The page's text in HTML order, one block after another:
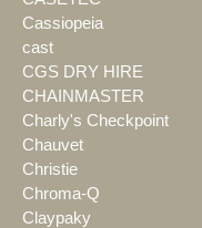
Cassiopeia
cast
CGS DRY HIRE
CHAINMASTER
Charly's Checkpoint
Chauvet
Christie
Chroma-Q
Claypaky